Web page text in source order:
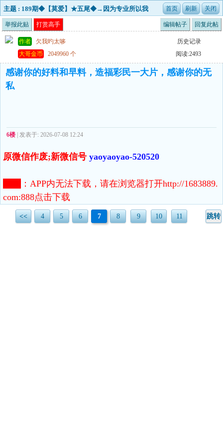
主题 : 189期◆【莫爱】★五尾◆→因为专业所以我
做得更好开后更新〓
举报此贴 打赏高手 编辑帖子 回复此帖
作者 欠我旳太哆
历史记录
大哥金币
2049960 个 阅读:2493
感谢你的好料和早料，造福彩民一大片，感谢你的无
私
6楼 | 发表于: 2026-07-08 12:24
原微信作废;新微信号 yaoyaoyao-520520
： APP内无法下载，请在浏览器打开http://1683889.
com:888点击下载
<< 4 5 6 7 8 9 10 11 跳转